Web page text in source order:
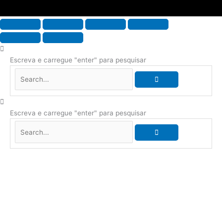
Escreva e carregue "enter" para pesquisar
Escreva e carregue "enter" para pesquisar